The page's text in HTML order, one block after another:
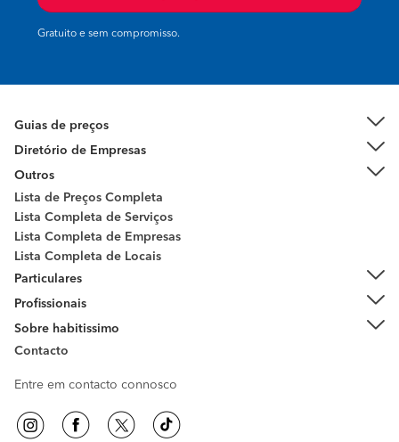
Gratuito e sem compromisso.
Guias de preços
Diretório de Empresas
Outros
Lista de Preços Completa
Lista Completa de Serviços
Lista Completa de Empresas
Lista Completa de Locais
Particulares
Profissionais
Sobre habitissimo
Contacto
Entre em contacto connosco